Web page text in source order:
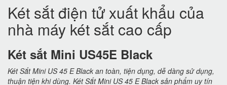
Két sắt điện tử xuất khẩu của
nhà máy két sắt cao cấp
Két sắt Mini US45E Black
Két Sắt Mini US 45 E Black an toàn, tiện dụng, dễ dàng sử dụng,
thuận tiện khi dùng. Két Sắt Mini US 45 E Black sản phẩm uy tín